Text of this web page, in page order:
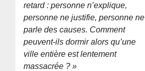
retard : personne n’explique,
personne ne justifie, personne ne
parle des causes. Comment
peuvent-ils dormir alors qu’une
ville entière est lentement
massacrée ? »